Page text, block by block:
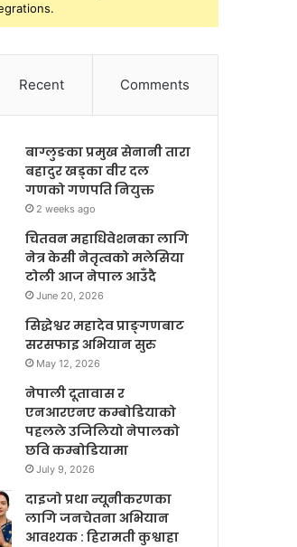
Recent Comments
बाग्लुङका प्रमुख सेनानी तारा
बहादुर खड्का वीर दल
गणको गणपति नियुक्त
2 weeks ago
चितवन महाधिवेशनका लागि
नेत्र केसी नेतृत्वको मलेसिया
टोली आज नेपाल आउँदै
June 20, 2026
सिद्धेश्वर महादेव प्राङ्गणबाट
सरसफाइ अभियान सुरु
May 12, 2026
नेपाली दूतावास र
एनआरएनए कम्बोडियाको
पहलले उजिलियो नेपालको
छवि कम्बोडियामा
July 9, 2026
दाइजो प्रथा न्यूनीकरणका
लागि जनचेतना अभियान
आवश्यक : हिरामती कुश्वाहा